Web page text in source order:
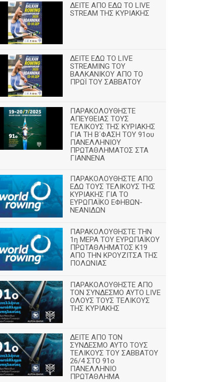
ΔΕΙΤΕ ΑΠΟ ΕΔΩ ΤΟ LIVE
STREAM ΤΗΣ ΚΥΡΙΑΚΗΣ
ΔΕΙΤΕ ΕΔΩ ΤΟ LIVE
STREAMING TOY
ΒΑΛΚΑΝΙΚΟΥ ΑΠΟ ΤΟ
ΠΡΩΪ ΤΟΥ ΣΑΒΒΑΤΟΥ
ΠΑΡΑΚΟΛΟΥΘΗΣΤΕ
ΑΠΕΥΘΕΙΑΣ ΤΟΥΣ
ΤΕΛΙΚΟΥΣ ΤΗΣ ΚΥΡΙΑΚΗΣ
ΓΙΑ ΤΗ Β΄ΦΑΣΗ ΤΟΥ 91ου
ΠΑΝΕΛΛΗΝΙΟΥ
ΠΡΩΤΑΘΛΗΜΑΤΟΣ ΣΤΑ
ΓΙΑΝΝΕΝΑ
ΠΑΡΑΚΟΛΟΥΘΗΣΤΕ ΑΠΟ
ΕΔΩ ΤΟΥΣ ΤΕΛΙΚΟΥΣ ΤΗΣ
ΚΥΡΙΑΚΗΣ ΓΙΑ ΤΟ
ΕΥΡΩΠΑΪΚΟ ΕΦΗΒΩΝ-
ΝΕΑΝΙΔΩΝ
ΠΑΡΑΚΟΛΟΥΘΗΣΤΕ ΤΗΝ
1η ΜΕΡΑ ΤΟΥ ΕΥΡΩΠΑΪΚΟΥ
ΠΡΩΤΑΘΛΗΜΑΤΟΣ Κ19
ΑΠΟ ΤΗΝ ΚΡΟΥΖΙΤΣΑ ΤΗΣ
ΠΟΛΩΝΙΑΣ
ΠΑΡΑΚΟΛΟΥΘΗΣΤΕ ΑΠΟ
ΤΟΝ ΣΥΝΔΕΣΜΟ ΑΥΤΟ LIVE
ΟΛΟΥΣ ΤΟΥΣ ΤΕΛΙΚΟΥΣ
ΤΗΣ ΚΥΡΙΑΚΗΣ
ΔΕΙΤΕ ΑΠΟ ΤΟΝ
ΣΥΝΔΕΣΜΟ ΑΥΤΟ ΤΟΥΣ
ΤΕΛΙΚΟΥΣ ΤΟΥ ΣΑΒΒΑΤΟΥ
26/4 ΣΤΟ 91ο
ΠΑΝΕΛΛΗΝΙΟ
ΠΡΩΤΑΘΛΗΜΑ